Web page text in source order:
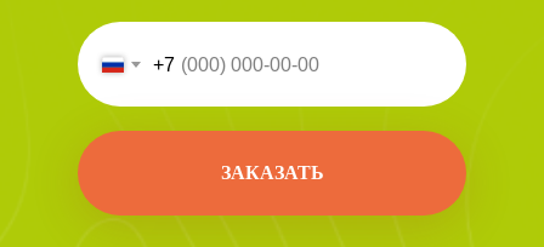
+7
ЗАКАЗАТЬ